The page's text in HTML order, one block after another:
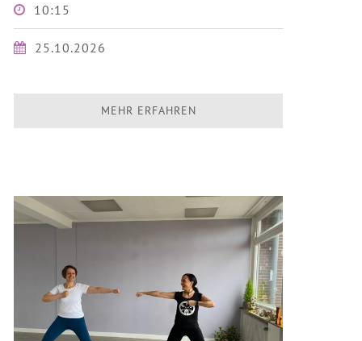
10:15
25.10.2026
MEHR ERFAHREN